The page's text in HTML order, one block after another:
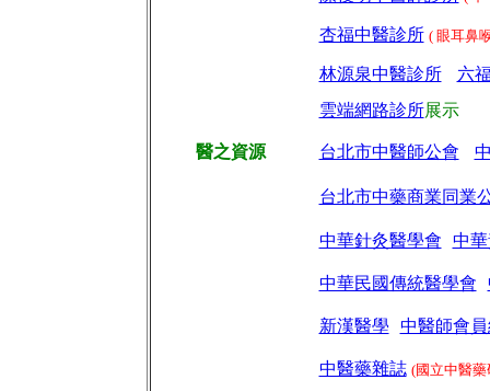
杏福中醫診所 ( 眼耳鼻
林源泉中醫診所
六
雲端網路診所展示
醫之資源 台北市中醫師公會
台北市中藥商業同業
中華針灸醫學會 中
中華民國傳統醫學會
新漢醫學 中醫師會
中醫藥雜誌 (國立中醫